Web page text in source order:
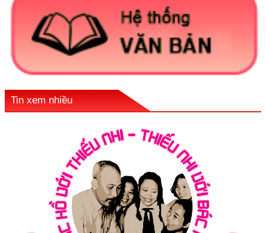
Tin xem nhiều